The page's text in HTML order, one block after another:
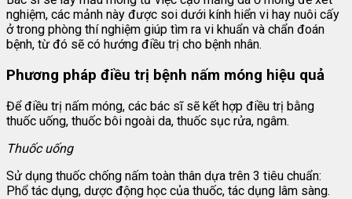
nghiệm, các mảnh này được soi dưới kính hiển vi hay nuôi cấy
ở trong phòng thí nghiệm giúp tìm ra vi khuẩn và chẩn đoán
bệnh, từ đó sẽ có hướng điều trị cho bệnh nhân.
Phương pháp điều trị bệnh nấm móng hiệu quả
Để điều trị nấm móng, các bác sĩ sẽ kết hợp điều trị bằng
thuốc uống, thuốc bôi ngoài da, thuốc sục rửa, ngâm.
Thuốc uống
Sử dụng thuốc chống nấm toàn thân dựa trên 3 tiêu chuẩn:
Phổ tác dụng, dược động học của thuốc, tác dụng lâm sàng.